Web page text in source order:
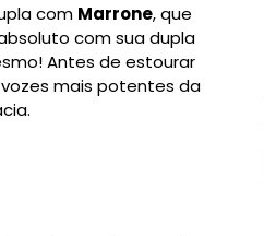
com Marrone, que
com sua dupla
Antes de estourar
mais potentes da